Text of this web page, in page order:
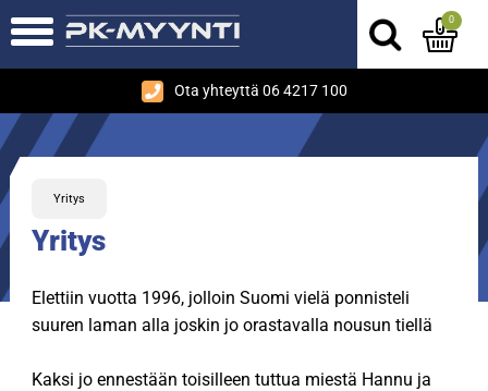
Ota yhteyttä 06 4217 100
0
Yritys
Yritys
Elettiin vuotta 1996, jolloin Suomi vielä ponnisteli
suuren laman alla joskin jo orastavalla nousun tiellä
Kaksi jo ennestään toisilleen tuttua miestä Hannu ja